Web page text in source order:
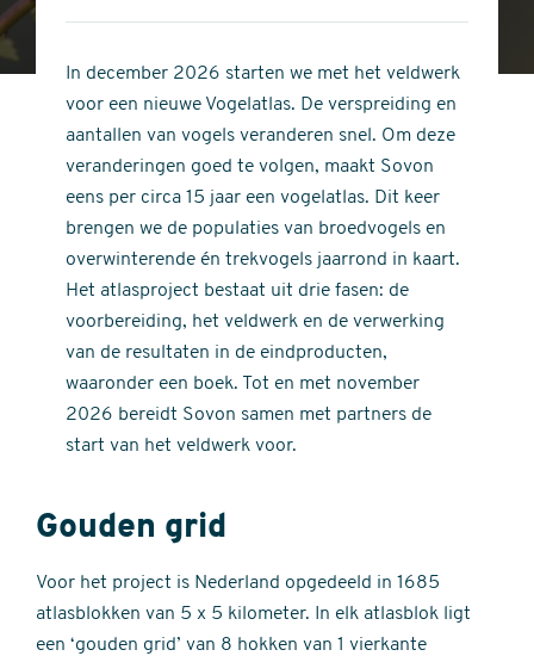
stars
of
stars
In december 2026 starten we met het veldwerk
voor een nieuwe Vogelatlas. De verspreiding en
aantallen van vogels veranderen snel. Om deze
veranderingen goed te volgen, maakt Sovon
eens per circa 15 jaar een vogelatlas. Dit keer
brengen we de populaties van broedvogels en
overwinterende én trekvogels jaarrond in kaart.
Het atlasproject bestaat uit drie fasen: de
voorbereiding, het veldwerk en de verwerking
van de resultaten in de eindproducten,
waaronder een boek. Tot en met november
2026 bereidt Sovon samen met partners de
start van het veldwerk voor.
Gouden grid
Voor het project is Nederland opgedeeld in 1685
atlasblokken van 5 x 5 kilometer. In elk atlasblok ligt
een ‘gouden grid’ van 8 hokken van 1 vierkante